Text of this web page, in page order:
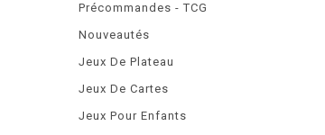
Précommandes - TCG
Nouveautés
Jeux De Plateau
Jeux De Cartes
Jeux Pour Enfants